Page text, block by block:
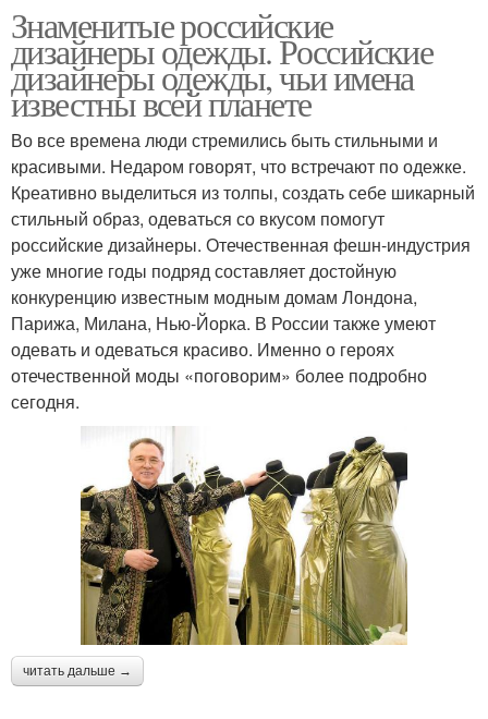
Знаменитые российские
дизайнеры одежды. Российские
дизайнеры одежды, чьи имена
известны всей планете
Во все времена люди стремились быть стильными и
красивыми. Недаром говорят, что встречают по одежке.
Креативно выделиться из толпы, создать себе шикарный
стильный образ, одеваться со вкусом помогут
российские дизайнеры. Отечественная фешн-индустрия
уже многие годы подряд составляет достойную
конкуренцию известным модным домам Лондона,
Парижа, Милана, Нью-Йорка. В России также умеют
одевать и одеваться красиво. Именно о героях
отечественной моды «поговорим» более подробно
сегодня.
читать дальше →